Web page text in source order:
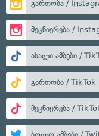
გართობა /
მეცნიერება /
ახალი ამბები /
გართობა / TikTok
მეცნიერება /